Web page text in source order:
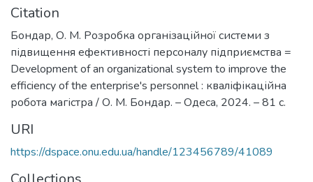
Citation
Бондар, О. М. Розробка організаційної системи з
підвищення ефективності персоналу підприємства =
Development of an organizational system to improve the
efficiency of the enterprise's personnel : кваліфікаційна
робота магістра / О. М. Бондар. – Одеса, 2024. – 81 с.
URI
https://dspace.onu.edu.ua/handle/123456789/41089